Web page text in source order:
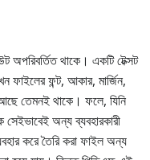
অপরিবর্তিত থাকে। একটি টেক্সট
ফন্ট, আকার, মার্জিন,
তেমনই থাকে। ফলে, যিনি
সেইভাবেই অন্য ব্যবহারকারী
করে তৈরি করা ফাইল অন্য